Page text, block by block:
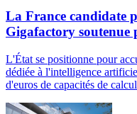
La France candidate
Gigafactory soutenue
L'État se positionne pour
dédiée à l'intelligence
d'euros de capacités de